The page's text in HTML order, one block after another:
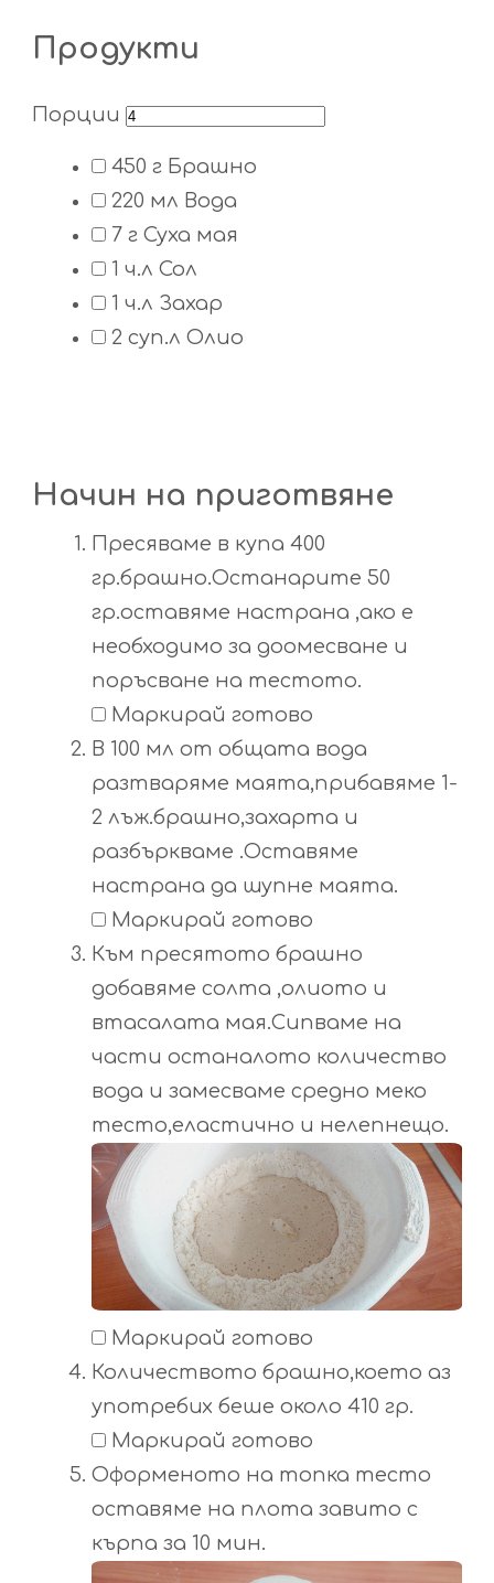
Продукти
Порции
450 г Брашно
220 мл Вода
7 г Суха мая
1 ч.л Сол
1 ч.л Захар
2 суп.л Олио
Начин на приготвяне
Пресяваме в купа 400
гр.брашно.Останарите 50
гр.оставяме настрана ,ако е
необходимо за доомесване и
поръсване на тестото.
Маркирай готово
В 100 мл от общата вода
разтваряме маята,прибавяме 1-
2 лъж.брашно,захарта и
разбъркваме .Оставяме
настрана да шупне маята.
Маркирай готово
Към пресятото брашно
добавяме солта ,олиото и
втасалата мая.Сипваме на
части останалото количество
вода и замесваме средно меко
тесто,еластично и нелепнещо.
Маркирай готово
Количеството брашно,което аз
употребих беше около 410 гр.
Маркирай готово
Оформеното на топка тесто
оставяме на плота завито с
кърпа за 10 мин.